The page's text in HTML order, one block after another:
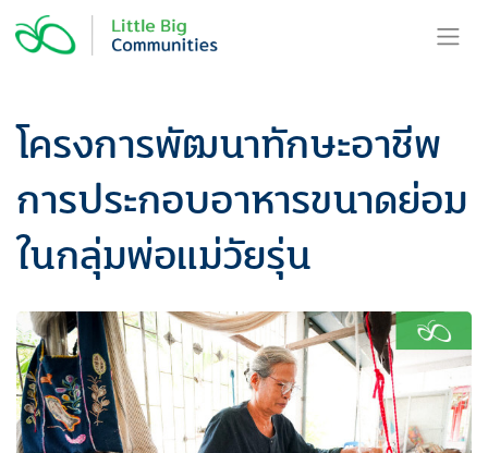
content
โครงการพัฒนาทักษะอาชีพ
การประกอบอาหารขนาดย่อม
ในกลุ่มพ่อแม่วัยรุ่น